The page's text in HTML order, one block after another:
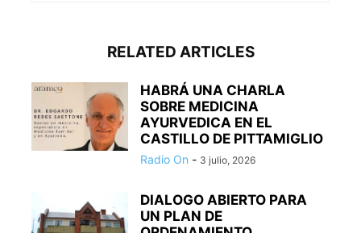
RELATED ARTICLES
HABRÁ UNA CHARLA
SOBRE MEDICINA
AYURVEDICA EN EL
CASTILLO DE PITTAMIGLIO
Radio On - 3 julio, 2026
DIALOGO ABIERTO PARA
UN PLAN DE